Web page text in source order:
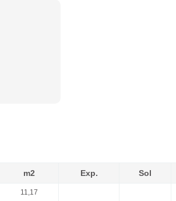
m2 Exp. Sol
11,17